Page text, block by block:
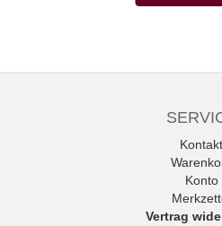
Kontakt
Konto
Vertrag